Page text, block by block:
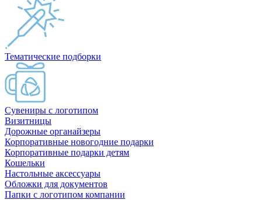
Тематические подборки
Сувениры с логотипом
Визитницы
Дорожные органайзеры
Корпоративные новогодние подарки
Корпоративные подарки детям
Кошельки
Настольные аксессуары
Обложки для документов
Папки с логотипом компании